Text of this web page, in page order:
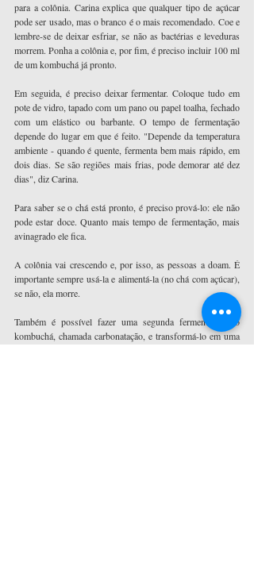
para a colônia. Carina explica que qualquer tipo de açúcar
pode ser usado, mas o branco é o mais recomendado. Coe e
lembre-se de deixar esfriar, se não as bactérias e leveduras
morrem. Ponha a colônia e, por fim, é preciso incluir 100 ml
de um kombuchá já pronto.
Em seguida, é preciso deixar fermentar. Coloque tudo em
pote de vidro, tapado com um pano ou papel toalha, fechado
com um elástico ou barbante. O tempo de fermentação
depende do lugar em que é feito. "Depende da temperatura
ambiente - quando é quente, fermenta bem mais rápido, em
dois dias. Se são regiões mais frias, pode demorar até dez
dias", diz Carina.
Para saber se o chá está pronto, é preciso prová-lo: ele não
pode estar doce. Quanto mais tempo de fermentação, mais
avinagrado ele fica.
A colônia vai crescendo e, por isso, as pessoas a doam. É
importante sempre usá-la e alimentá-la (no chá com açúcar),
se não, ela morre.
Também é possível fazer uma segunda fermentação no
kombuchá, chamada carbonatação, e transformá-lo em uma